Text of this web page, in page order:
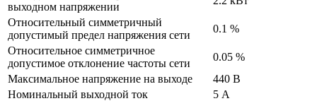
выходном напряжении
Относительный симметричный
допустимый предел напряжения сети
0.1 %
Относительное симметричное
допустимое отклонение частоты сети
0.05 %
Максимальное напряжение на выходе
440 В
Номинальный выходной ток
5 А